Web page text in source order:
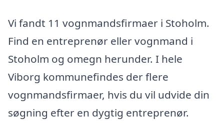
Vi fandt 11 vognmandsfirmaer i Stoholm.
Find en entreprenør eller vognmand i
Stoholm og omegn herunder. I hele
Viborg kommunefindes der flere
vognmandsfirmaer, hvis du vil udvide din
søgning efter en dygtig entreprenør.